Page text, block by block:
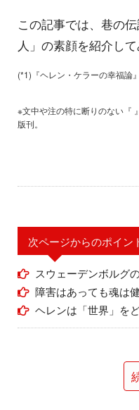
この記事では、巷の
人」の素顔を紹介して
(*1)『ヘレン・ケラーの幸福論』
※文中や注の特に断りのない『
版刊。
次ページからのポイン
スウェーデンボルグ
障害はあっても魂は
ヘレンは「世界」を